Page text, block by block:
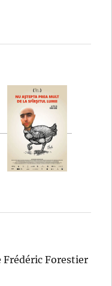
Frédéric Forestier